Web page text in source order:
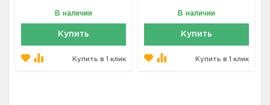
В наличии
Купить
Купить в 1 клик
В наличии
Купить
Купить в 1 клик